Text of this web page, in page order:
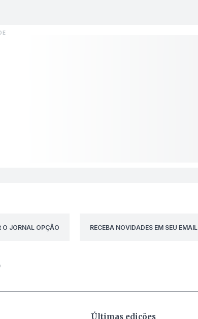
O JORNAL OPÇÃO
RECEBA NOVIDADES EM SEU EMAIL
Últimas edições